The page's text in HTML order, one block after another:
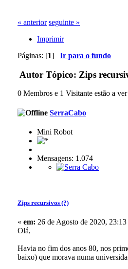
« anterior seguinte »
Imprimir
Páginas: [1] Ir para o fundo
Autor Tópico: Zips
0 Membros e 1 Visitante estão a
SerraCabo
Mini Robot
Mensagens: 1.074
Zips recursivos (?)
« em: 26 de Agosto de 2020, 23:13
Olá,
Havia no fim dos anos 80, nos
baixo) que morava numa